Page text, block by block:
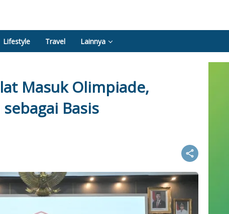
Lifestyle Travel Lainnya
Masuk Olimpiade,
Basis